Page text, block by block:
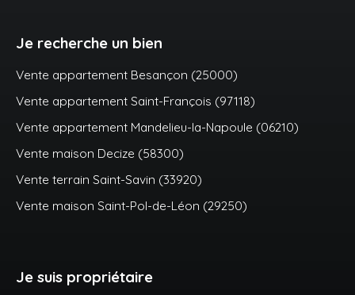
Je recherche un bien
Vente appartement Besançon (25000)
Vente appartement Saint-François (97118)
Vente appartement Mandelieu-la-Napoule (06210)
Vente maison Decize (58300)
Vente terrain Saint-Savin (33920)
Vente maison Saint-Pol-de-Léon (29250)
Je suis propriétaire